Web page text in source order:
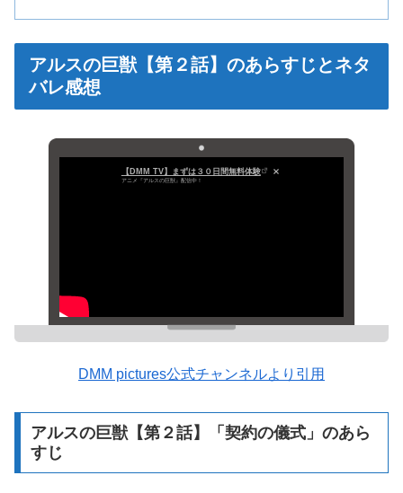
アルスの巨獣【第２話】のあらすじとネタ
バレ感想
【DMM TV】まずは３０日間無料体験
アニメ『アルスの巨獣』配信中！
DMM pictures公式チャンネルより引用
アルスの巨獣【第２話】「契約の儀式」のあら
すじ